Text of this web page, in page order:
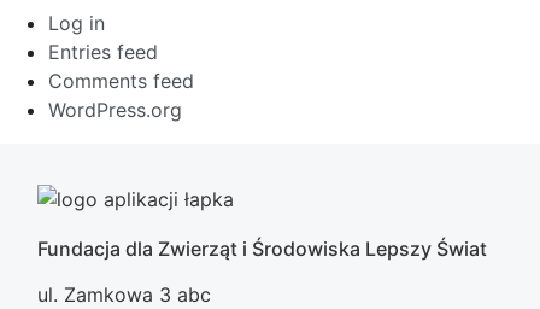
Log in
Entries feed
Comments feed
WordPress.org
Fundacja dla Zwierząt i Środowiska Lepszy Świat
ul. Zamkowa 3 abc